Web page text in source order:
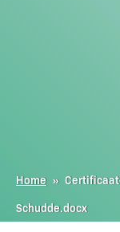
Home »
Schudde.docx